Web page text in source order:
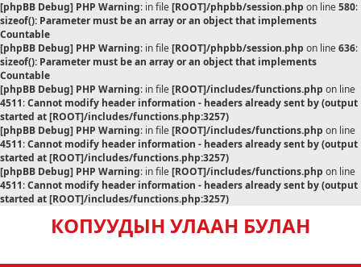
[phpBB Debug] PHP Warning: in file[ROOT]/phpbb/session.php on line580:
sizeof(): Parameter must be an array or an object that implements
Countable
[phpBB Debug] PHP Warning: in file[ROOT]/phpbb/session.php on line636:
sizeof(): Parameter must be an array or an object that implements
Countable
[phpBB Debug] PHP Warning: in file[ROOT]/includes/functions.php on line
4511:Cannot modify header information - headers already sent by (output
started at [ROOT]/includes/functions.php:3257)
[phpBB Debug] PHP Warning: in file[ROOT]/includes/functions.php on line
4511:Cannot modify header information - headers already sent by (output
started at [ROOT]/includes/functions.php:3257)
[phpBB Debug] PHP Warning: in file[ROOT]/includes/functions.php on line
4511:Cannot modify header information - headers already sent by (output
started at [ROOT]/includes/functions.php:3257)
КОПУУДЫН УЛААН БУЛАН